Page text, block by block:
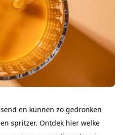
en kunnen zo gedronken
spritzer. Ontdek hier welke